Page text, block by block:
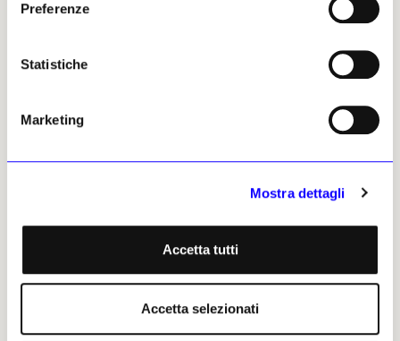
Preferenze
Statistiche
Marketing
Mostra dettagli
Accetta tutti
Accetta selezionati
Christie’s realizza a New
York 94,6 milioni di dollari
con l’arte contemporanea
Risultati importanti per Félix
González-Torres e Jean-Michel
Basquiat hanno risollevato la
Sotheby’s: doppietta di
227,9 milioni di dollari alle
aste di contemporaneo di
New York
Le numerose vendite e i record
di più artisti compensano la